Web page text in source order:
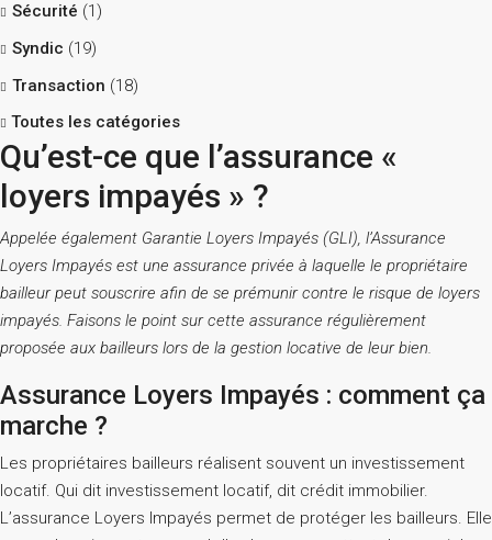
Sécurité (1)
Syndic (19)
Transaction (18)
Toutes les catégories
Qu’est-ce que l’assurance «
loyers impayés » ?
Appelée également Garantie Loyers Impayés (GLI), l’Assurance
Loyers Impayés est une assurance privée à laquelle le propriétaire
bailleur peut souscrire afin de se prémunir contre le risque de loyers
impayés. Faisons le point sur cette assurance régulièrement
proposée aux bailleurs lors de la gestion locative de leur bien.
Assurance Loyers Impayés : comment ça
marche ?
Les propriétaires bailleurs réalisent souvent un investissement
locatif. Qui dit investissement locatif, dit crédit immobilier.
L’assurance Loyers Impayés permet de protéger les bailleurs. Elle